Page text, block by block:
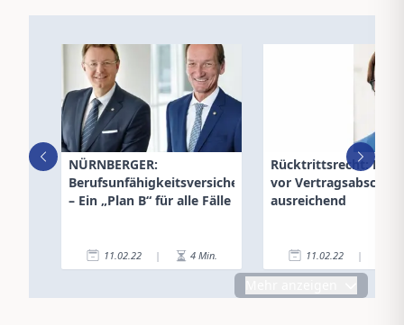
NÜRNBERGER:
Berufsunfähigkeitsversicherung
– Ein „Plan B“ für alle Fälle
11.02.22 | 4 Min.
Rücktrittsrecht:
vor
ausreichend
11.02.22 |